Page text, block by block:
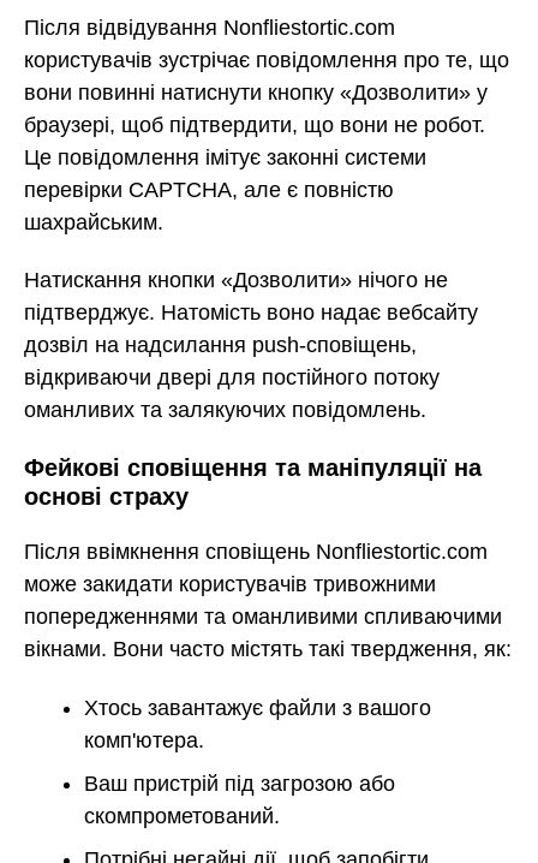
Після відвідування Nonfliestortic.com
користувачів зустрічає повідомлення про те, що
вони повинні натиснути кнопку «Дозволити» у
браузері, щоб підтвердити, що вони не робот.
Це повідомлення імітує законні системи
перевірки CAPTCHA, але є повністю
шахрайським.
Натискання кнопки «Дозволити» нічого не
підтверджує. Натомість воно надає вебсайту
дозвіл на надсилання push-сповіщень,
відкриваючи двері для постійного потоку
оманливих та залякуючих повідомлень.
Фейкові сповіщення та маніпуляції на
основі страху
Після ввімкнення сповіщень Nonfliestortic.com
може закидати користувачів тривожними
попередженнями та оманливими спливаючими
вікнами. Вони часто містять такі твердження, як:
Хтось завантажує файли з вашого
комп'ютера.
Ваш пристрій під загрозою або
скомпрометований.